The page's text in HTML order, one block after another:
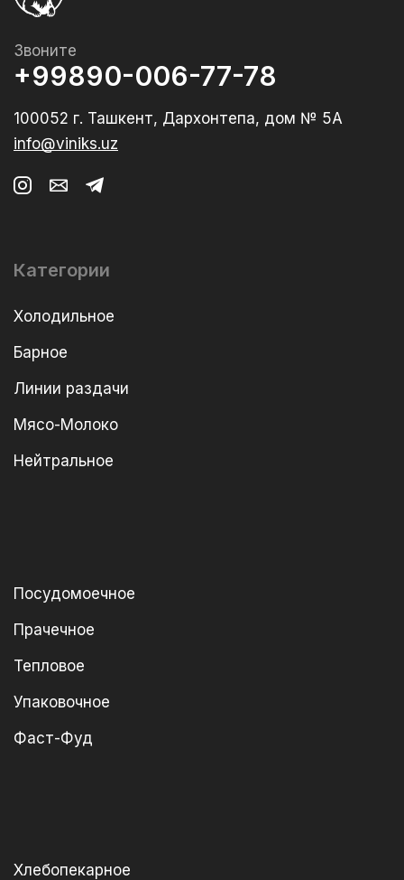
Звоните
+99890-006-77-78
100052 г. Ташкент, Дархонтепа, дом № 5А
info@viniks.uz
Категории
Холодильное
Барное
Линии раздачи
Мясо-Молоко
Нейтральное
Посудомоечное
Прачечное
Тепловое
Упаковочное
Фаст-Фуд
Хлебопекарное